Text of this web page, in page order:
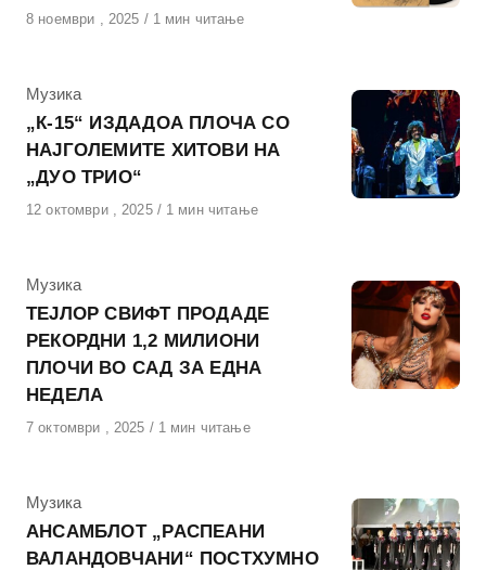
Објавено
8 ноември , 2025 1 мин читање
КАтегорија
Музика
„К-15“ ИЗДАДОА ПЛОЧА СО
НАЈГОЛЕМИТЕ ХИТОВИ НА
„ДУО ТРИО“
Објавено
12 октомври , 2025 1 мин читање
КАтегорија
Музика
ТЕЈЛОР СВИФТ ПРОДАДЕ
РЕКОРДНИ 1,2 МИЛИОНИ
ПЛОЧИ ВО САД ЗА ЕДНА
НЕДЕЛА
Објавено
7 октомври , 2025 1 мин читање
КАтегорија
Музика
АНСАМБЛОТ „РАСПЕАНИ
ВАЛАНДОВЧАНИ“ ПОСТХУМНО